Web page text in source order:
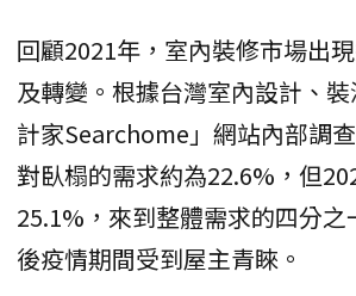
回顧2021年，室內裝修市場出
及轉變。根據台灣室內設計、
計家Searchome」網站內部調
對臥榻的需求約為22.6%，但
25.1%，來到整體需求的四分之
後疫情期間受到屋主青睞。